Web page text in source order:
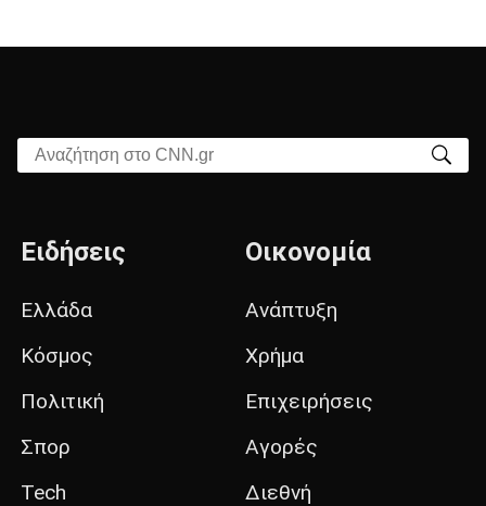
Αναζήτηση στο CNN.gr
Ειδήσεις
Ελλάδα
Κόσμος
Πολιτική
Σπορ
Tech
Οικονομία
Ανάπτυξη
Χρήμα
Επιχειρήσεις
Αγορές
Διεθνή